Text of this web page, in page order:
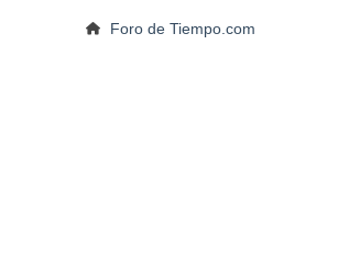
Foro de Tiempo.com